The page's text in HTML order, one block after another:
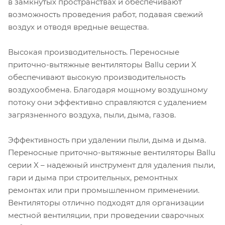
возможность проведения работ, подавая свежий
воздух и отводя вредные вещества.
Высокая производительность. Переносные
приточно-вытяжные вентиляторы Ballu серии X
обеспечивают высокую производительность
воздухообмена. Благодаря мощному воздушному
потоку они эффективно справляются с удалением
загрязненного воздуха, пыли, дыма, газов.
Эффективность при удалении пыли, дыма и дыма.
Переносные приточно-вытяжные вентиляторы Ballu
серии X – надежный инструмент для удаления пыли,
гари и дыма при строительных, ремонтных
ремонтах или при промышленном применении.
Вентиляторы отлично подходят для организации
местной вентиляции, при проведении сварочных